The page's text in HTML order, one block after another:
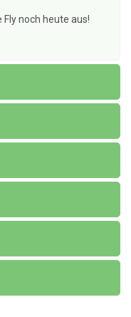
Fly noch heute aus!